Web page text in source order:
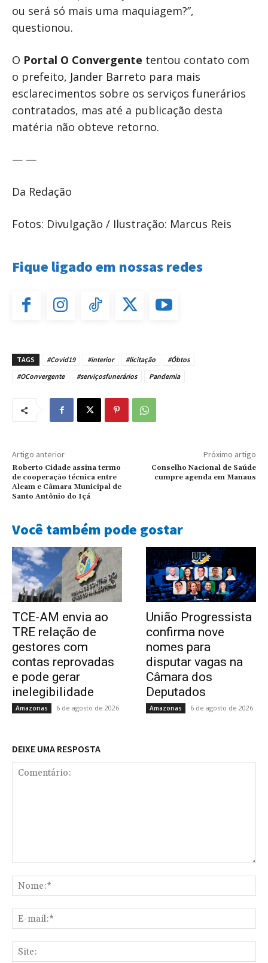
ou será só mais uma maquiagem?”,
questionou.
O Portal O Convergente tentou contato com
o prefeito, Jander Barreto para mais
esclarecimentos sobre os serviços funerários
contratados, mas até a publicação desta
matéria não obteve retorno.
— —
Da Redação
Fotos: Divulgação / Ilustração: Marcus Reis
Fique ligado em nossas redes
TAGS #Covid19 #interior #licitação
#Óbtos
#OConvergente
#serviçosfunerários Pandemia
Artigo anterior
Roberto Cidade assina termo
de cooperação técnica entre
Aleam e Câmara Municipal de
Santo Antônio do Içá
Próximo artigo
Conselho Nacional de Saúde
cumpre agenda em Manaus
Você também pode gostar
TCE-AM envia ao
TRE relação de
gestores com
contas reprovadas
e pode gerar
inelegibilidade
Amazonas 6 de agosto de 2026
União Progressista
confirma nove
nomes para
disputar vagas na
Câmara dos
Deputados
Amazonas 6 de agosto de 2026
DEIXE UMA RESPOSTA